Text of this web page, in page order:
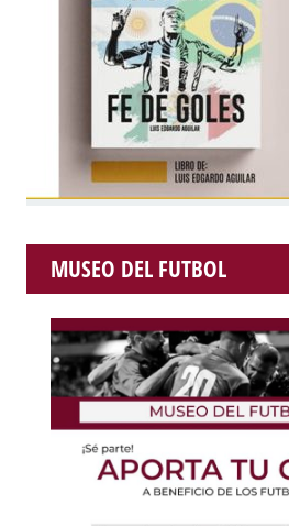
MUSEO DEL FUTBOL